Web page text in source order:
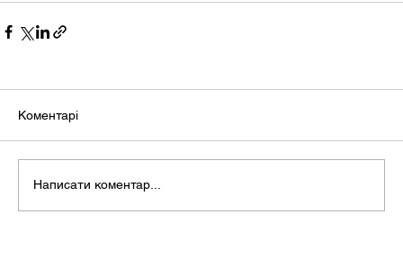
Коментарі
Написати коментар...